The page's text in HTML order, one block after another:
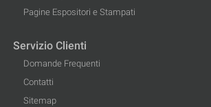
Pagine Espositori e Stampati
Servizio Clienti
Domande Frequenti
Contatti
Sitemap